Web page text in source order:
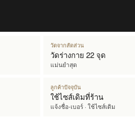
วัดจากสัดส่วน
วัดร่างกาย 22 จุด
แม่นยำสุด
ลูกค้าปัจจุบัน
ใช้ไซส์เดิมที่ร้าน
แจ้งชื่อ-เบอร์ · ใช้ไซส์เดิม